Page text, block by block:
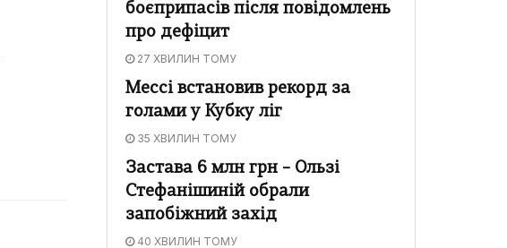
боєприпасів після повідомлень
про дефіцит
27 ХВИЛИН ТОМУ
Мессі встановив рекорд за
голами у Кубку ліг
35 ХВИЛИН ТОМУ
Застава 6 млн грн – Ользі
Стефанішиній обрали
запобіжний захід
40 ХВИЛИН ТОМУ